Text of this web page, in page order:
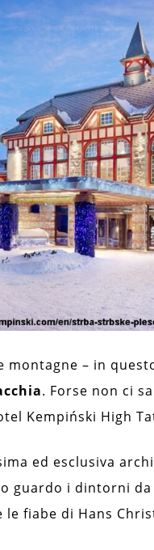
– in
. Forse non ci
Kempiński High
ed esclusiva
guardo i dintorni
fiabe di Hans